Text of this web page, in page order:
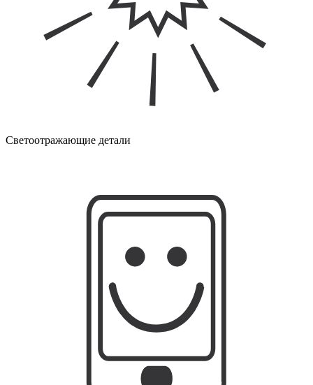
Светоотражающие детали